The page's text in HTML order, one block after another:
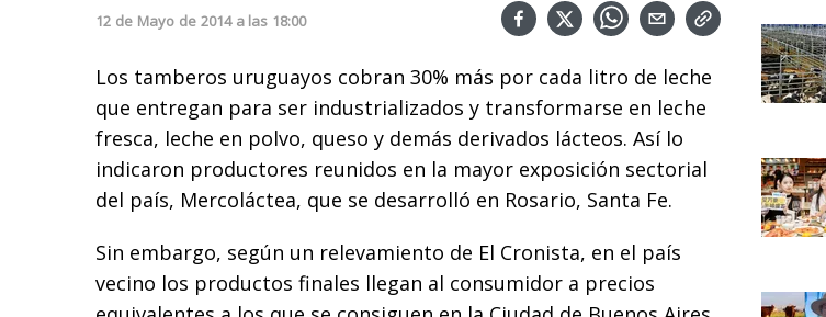
12 de Mayo de 2014 a las 18:00
Los tamberos uruguayos cobran 30% más por cada litro de leche
que entregan para ser industrializados y transformarse en leche
fresca, leche en polvo, queso y demás derivados lácteos. Así lo
indicaron productores reunidos en la mayor exposición sectorial
del país, Mercoláctea, que se desarrolló en Rosario, Santa Fe.
Sin embargo, según un relevamiento de El Cronista, en el país
vecino los productos finales llegan al consumidor a precios